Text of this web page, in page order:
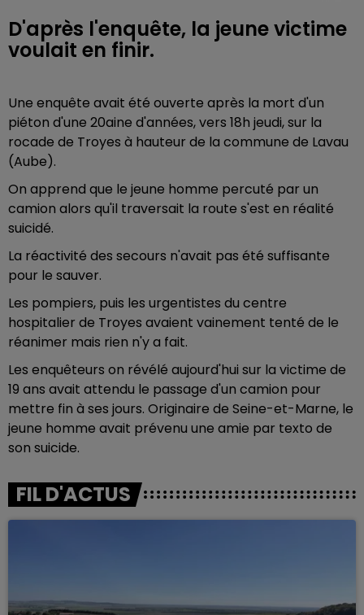
D'après l'enquête, la jeune victime
voulait en finir.
Une enquête avait été ouverte après la mort d'un
piéton d'une 20aine d'années, vers 18h jeudi, sur la
rocade de Troyes à hauteur de la commune de Lavau
(Aube).
On apprend que le jeune homme percuté par un
camion alors qu'il traversait la route s'est en réalité
suicidé.
La réactivité des secours n'avait pas été suffisante
pour le sauver.
Les pompiers, puis les urgentistes du centre
hospitalier de Troyes avaient vainement tenté de le
réanimer mais rien n'y a fait.
Les enquêteurs on révélé aujourd'hui sur la victime de
19 ans avait attendu le passage d'un camion pour
mettre fin à ses jours. Originaire de Seine-et-Marne, le
jeune homme avait prévenu une amie par texto de
son suicide.
FIL D'ACTUS